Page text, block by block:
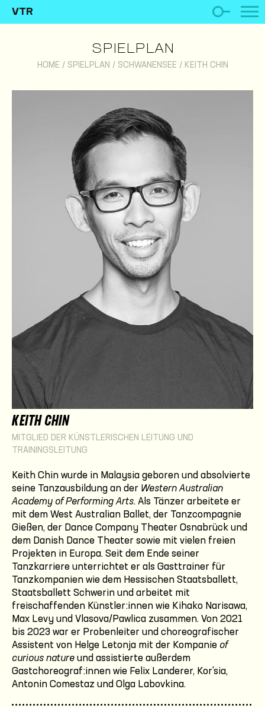
VTR
SPIELPLAN
HOME / SPIELPLAN / SCHWANENSEE / KEITH CHIN
KEITH CHIN
MITGLIED DER KÜNSTLERISCHEN LEITUNG UND
TRAININGSLEITUNG
Keith Chin wurde in Malaysia geboren und absolvierte
seine Tanzausbildung an der Western Australian
Academy of Performing Arts. Als Tänzer arbeitete er
mit dem West Australian Ballet, der Tanzcompagnie
Gießen, der Dance Company Theater Osnabrück und
dem Danish Dance Theater sowie mit vielen freien
Projekten in Europa. Seit dem Ende seiner
Tanzkarriere unterrichtet er als Gasttrainer für
Tanzkompanien wie dem Hessischen Staatsballett,
Staatsballett Schwerin und arbeitet mit
freischaffenden Künstler:innen wie Kihako Narisawa,
Max Levy und Vlasova/Pawlica zusammen. Von 2021
bis 2023 war er Probenleiter und choreografischer
Assistent von Helge Letonja mit der Kompanie of
curious nature und assistierte außerdem
Gastchoreograf:innen wie Felix Landerer, Kor'sia,
Antonin Comestaz und Olga Labovkina.